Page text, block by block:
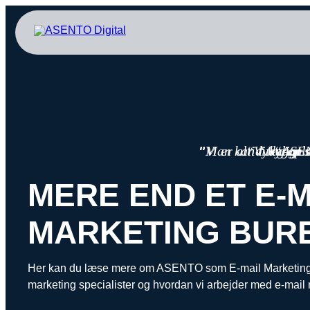
MERE END ET E-
MARKETING
Her kan du læse mere om ASENTO som E-mail
marketing specialister og hvordan vi arbejder med e-mail
”Vi er altid trygge
“Vi kunne
“Jeg
“Man kan tydeligt